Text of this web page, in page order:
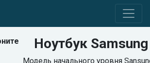
Ноутбук
Модель начального уровня